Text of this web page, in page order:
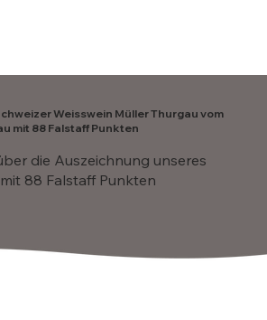
Weisswein Müller Thurgau vom
mit 88 Falstaff Punkten
die Auszeichnung unseres
88 Falstaff Punkten